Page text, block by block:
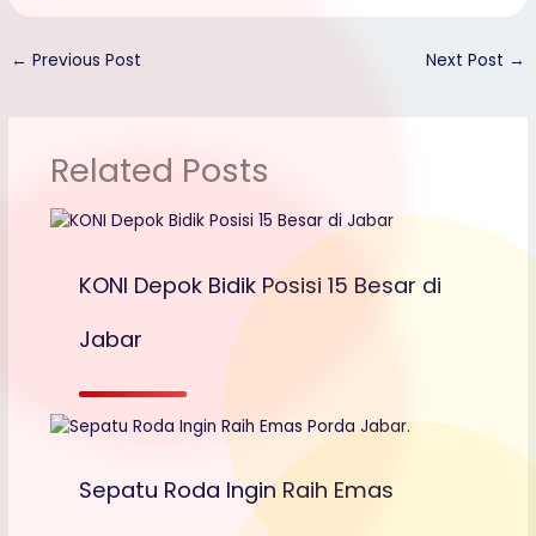
ke
ne
hh
← Previous Post Next Post →
Related Posts
KONI Depok Bidik Posisi 15 Besar di
Jabar
Sepatu Roda Ingin Raih Emas